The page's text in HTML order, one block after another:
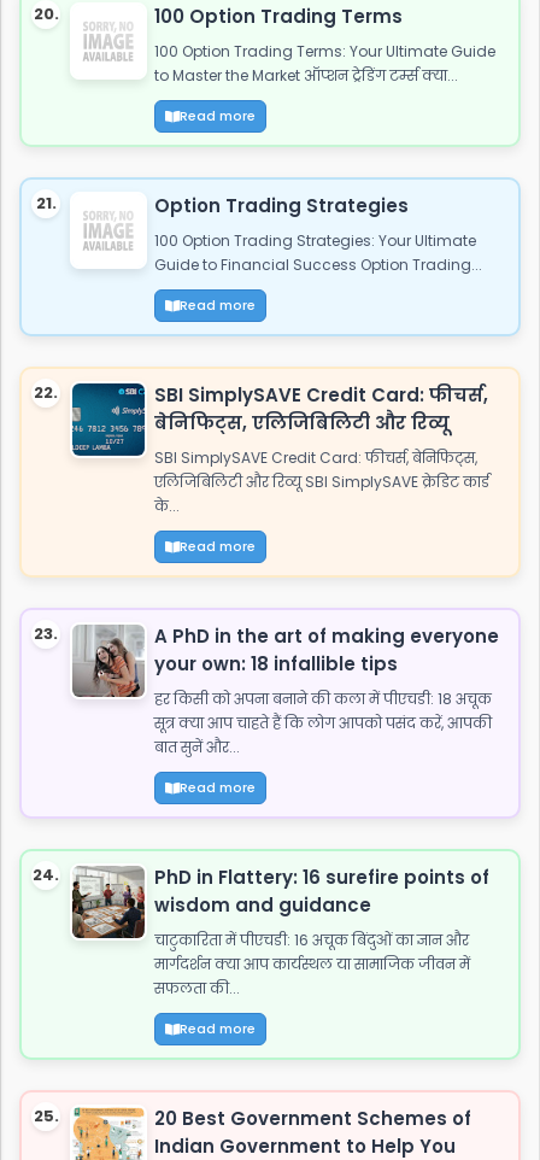
20. 100 Option Trading Terms
100 Option Trading Terms: Your Ultimate Guide
to Master the Market ऑप्शन ट्रेडिंग टर्म्स क्या...
Read more
21. Option Trading Strategies
100 Option Trading Strategies: Your Ultimate
Guide to Financial Success Option Trading...
Read more
22.
SBI SimplySAVE Credit Card: फीचर्स,
बेनिफिट्स, एलिजिबिलिटी और रिव्यू
SBI SimplySAVE Credit Card: फीचर्स, बेनिफिट्स,
एलिजिबिलिटी और रिव्यू SBI SimplySAVE क्रेडिट कार्ड
के...
Read more
23.
A PhD in the art of making everyone
your own: 18 infallible tips
हर किसी को अपना बनाने की कला में पीएचडी: 18 अचूक
सूत्र क्या आप चाहते हैं कि लोग आपको पसंद करें, आपकी
बात सुनें और...
Read more
24.
PhD in Flattery: 16 surefire points of
wisdom and guidance
चाटुकारिता में पीएचडी: 16 अचूक बिंदुओं का ज्ञान और
मार्गदर्शन क्या आप कार्यस्थल या सामाजिक जीवन में
सफलता की...
Read more
25.
20 Best Government Schemes of
Indian Government to Help You